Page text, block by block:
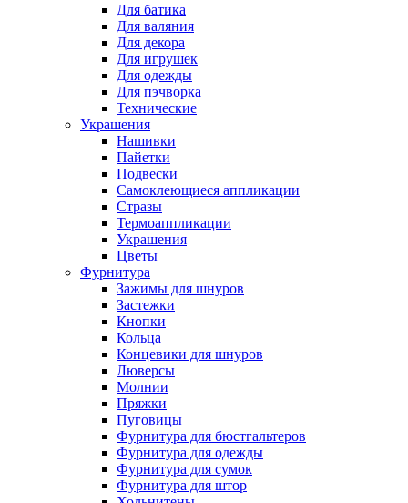
Для батика
Для валяния
Для декора
Для игрушек
Для одежды
Для пэчворка
Технические
Украшения
Нашивки
Пайетки
Подвески
Самоклеющиеся аппликации
Стразы
Термоаппликации
Украшения
Цветы
Фурнитура
Зажимы для шнуров
Застежки
Кнопки
Кольца
Концевики для шнуров
Люверсы
Молнии
Пряжки
Пуговицы
Фурнитура для бюстгальтеров
Фурнитура для одежды
Фурнитура для сумок
Фурнитура для штор